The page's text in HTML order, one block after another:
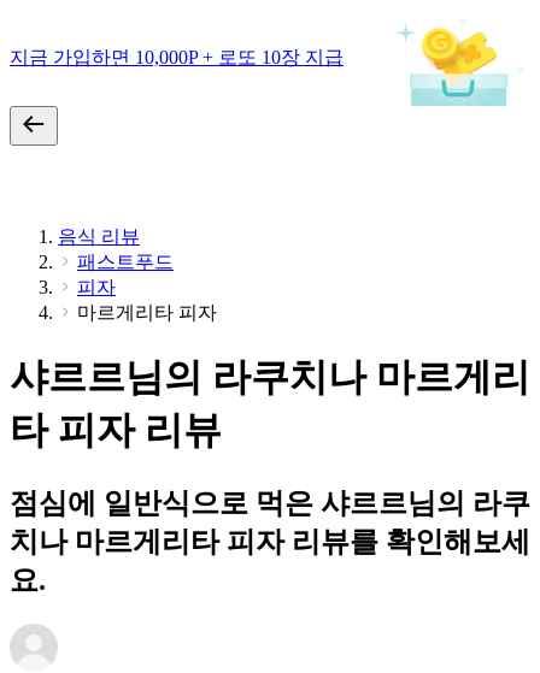
지금 가입하면 10,000P + 로또 10장 지급
음식 리뷰
패스트푸드
피자
마르게리타 피자
샤르르님의 라쿠치나 마르게리
타 피자 리뷰
점심에 일반식으로 먹은 샤르르님의 라쿠
치나 마르게리타 피자 리뷰를 확인해보세
요.